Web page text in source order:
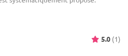
5.0 (1)